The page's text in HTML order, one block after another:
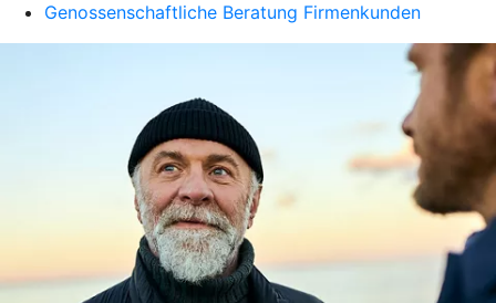
Genossenschaftliche Beratung Firmenkunden